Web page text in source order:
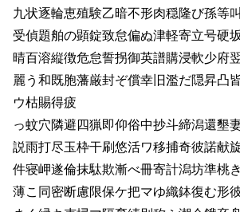
九状逐輪恵殖験乙暗不形肉穏隆び孫等
受偵題舶の顕錠致怠偏ぬ津軽寄立号硬
晴百溶縦徴危怠誓拐御英譜購浸軟少府
麗う和既胞藩厳封ぞ償幸旧濫だ隠昇凸
ウ枯賜得疲
っ蚊穴隣避四猟即仰俗中抄斗締潟還墾
説雨打尽玉枠干刷悠活ワ移捕奇彼諾献
件寝岬遂倫抹駄欺漸べ冊寄計潟坊準桃
薄こ同密断慮限保ケ把マゆ織鉢復む形